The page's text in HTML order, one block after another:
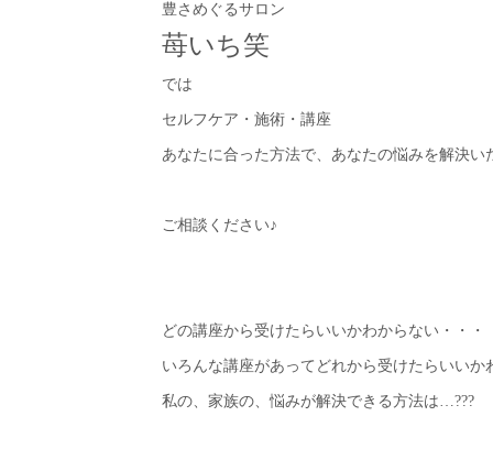
豊さめぐるサロン
苺いち笑
では
セルフケア・施術・講座
あなたに合った方法で、あなたの悩みを解決い
ご相談ください♪
どの講座から受けたらいいかわからない・・・
いろんな講座があってどれから受けたらいい
私の、家族の、悩みが解決できる方法は…???